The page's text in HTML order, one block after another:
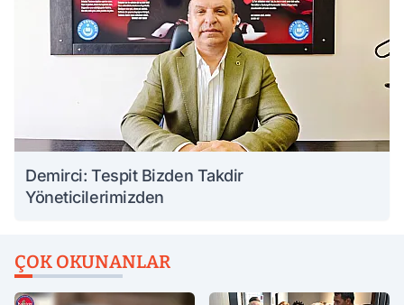
Demirci: Tespit Bizden Takdir
Yöneticilerimizden
ÇOK OKUNANLAR